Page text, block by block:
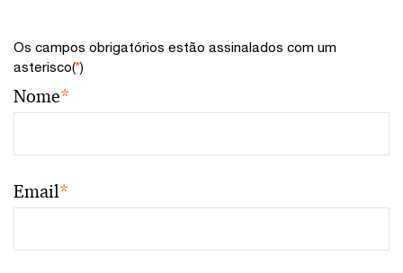
Os campos obrigatórios estão assinalados com um
asterisco(*)
Nome*
Email*